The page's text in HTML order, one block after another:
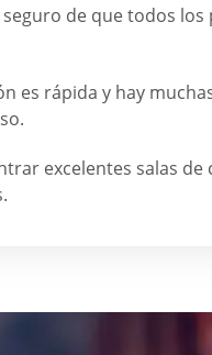
de que todos
es rápida y hay
excelentes salas